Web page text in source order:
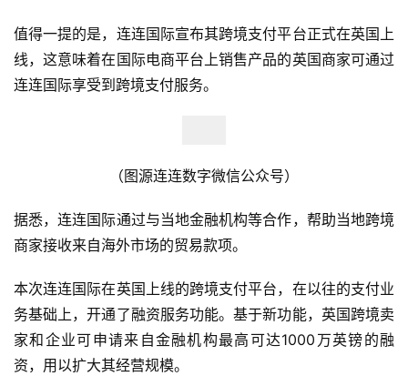
跨
境
营
销
跨
境
导
航
值得一提的是，连连国际宣布其跨境支付平台正式在英国上
线，这意味着在国际电商平台上销售产品的英国商家可通过
连连国际享受到跨境支付服务。
（图源连连数字微信公众号）
据悉，连连国际通过与当地金融机构等合作，帮助当地跨境
商家接收来自海外市场的贸易款项。
本次连连国际在英国上线的跨境支付平台，在以往的支付业
务基础上，开通了融资服务功能。基于新功能，英国跨境卖
家和企业可申请来自金融机构最高可达1000万英镑的融
资，用以扩大其经营规模。